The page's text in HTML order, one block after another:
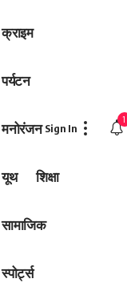
क्राइम
पर्यटन
मनोरंजन
यूथ शिक्षा
सामाजिक
स्पोर्ट्स
Sign In
1